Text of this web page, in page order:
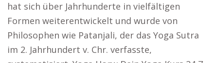
hat sich über Jahrhunderte in vielfältigen
Formen weiterentwickelt und wurde von
Philosophen wie Patanjali, der das Yoga Sutra
im 2. Jahrhundert v. Chr. verfasste,